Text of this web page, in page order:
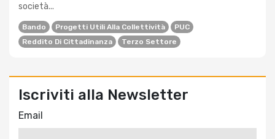
società...
Bando Progetti Utili Alla Collettività
PUC
Reddito Di Cittadinanza
Terzo Settore
Iscriviti alla Newsletter
Email